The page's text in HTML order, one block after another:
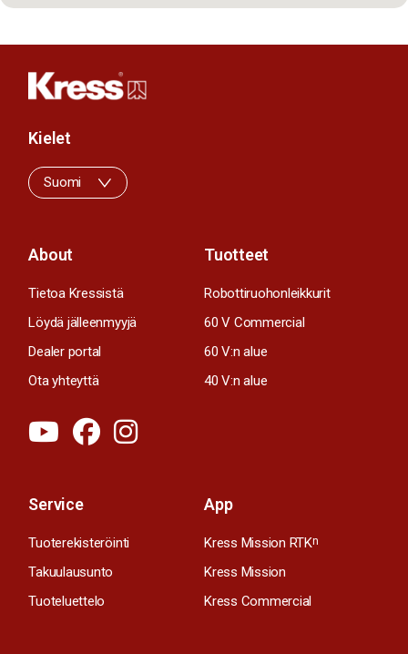
About
Tietoa Kressistä
Löydä jälleenmyyjä
Dealer portal
Ota yhteyttä
Tuotteet
Robottiruohonleikkurit
60 V Commercial
60 V:n alue
40 V:n alue
Service
Tuoterekisteröinti
Takuulausunto
Tuoteluettelo
App
Kress Mission RTKn
Kress Mission
Kress Commercial
Kielet
Suomi